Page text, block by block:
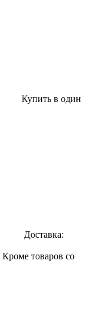
Купить в один
Доставка:
Кроме товаров со